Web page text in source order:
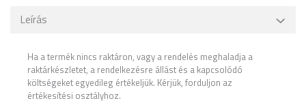
Leírás
Ha a termék nincs raktáron, vagy a rendelés meghaladja a
raktárkészletet, a rendelkezésre állást és a kapcsolódó
költségeket egyedileg értékeljük. Kérjük, forduljon az
értékesítési osztályhoz.